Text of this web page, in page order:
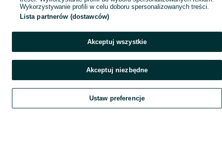
Szukaj Obserwujesz Dodaj Czat Konto
Wykorzystywanie profili w celu doboru spersonalizowanych treści.
Lista partnerów (dostawców)
Akceptuj wszystkie
Akceptuj niezbędne
Ustaw preferencje